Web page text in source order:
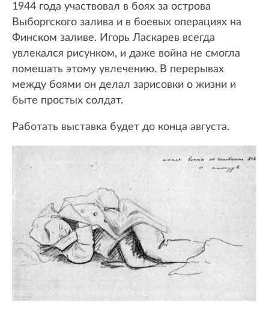
1944 года участвовал в боях за острова
Выборгского залива и в боевых операциях на
Финском заливе. Игорь Ласкарев всегда
увлекался рисунком, и даже война не смогла
помешать этому увлечению. В перерывах
между боями он делал зарисовки о жизни и
быте простых солдат.
Работать выставка будет до конца августа.